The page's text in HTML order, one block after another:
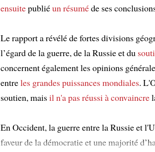
ensuitepubliéun résuméde ses
Le rapport a révélé de fortes divisions
l’égard de la guerre, de la Russie et du
concernent également les opinions
entreles grandes puissances mondiales.
soutien, maisil n'a pas réussi à convaincre
En Occident, la guerre entre la Russie et
faveur de la démocratie et une majorité